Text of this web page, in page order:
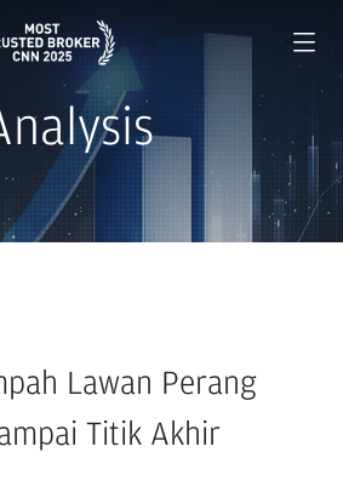
Lawan Perang
Titik Akhir